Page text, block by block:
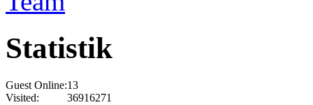
Statistik
Guest Online:13
Visited:
36916271